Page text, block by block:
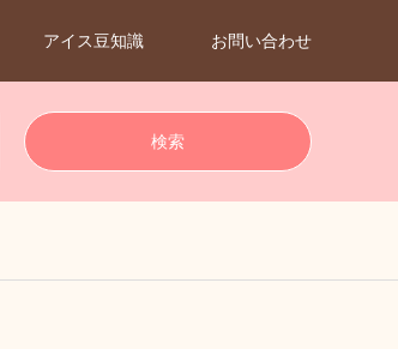
アイス豆知識 お問い合わせ